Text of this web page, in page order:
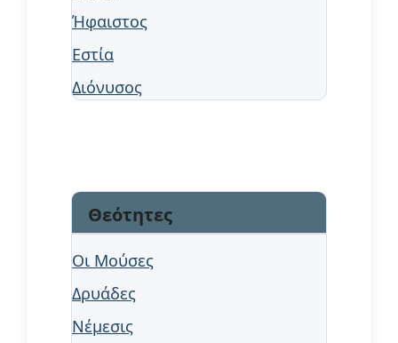
Ήφαιστος
Εστία
Διόνυσος
Θεότητες
Οι Μούσες
Δρυάδες
Νέμεσις